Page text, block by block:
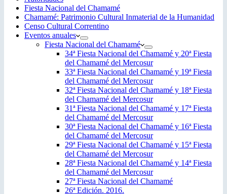
Fiesta Nacional del Chamamé
Chamamé: Patrimonio Cultural Inmaterial de la Humanidad
Censo Cultural Correntino
Eventos anuales
Fiesta Nacional del Chamamé
34ª Fiesta Nacional del Chamamé y 20ª Fiesta
del Chamamé del Mercosur
33ª Fiesta Nacional del Chamamé y 19ª Fiesta
del Chamamé del Mercosur
32ª Fiesta Nacional del Chamamé y 18ª Fiesta
del Chamamé del Mercosur
31ª Fiesta Nacional del Chamamé y 17ª Fiesta
del Chamamé del Mercosur
30ª Fiesta Nacional del Chamamé y 16ª Fiesta
del Chamamé del Mercosur
29ª Fiesta Nacional del Chamamé y 15ª Fiesta
del Chamamé del Mercosur
28ª Fiesta Nacional del Chamamé y 14ª Fiesta
del Chamamé del Mercosur
27ª Fiesta Nacional del Chamamé
26ª Edición. 2016.